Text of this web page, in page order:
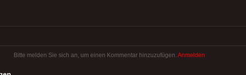
Bitte melden Sie sich an, um einen Kommentar hinzuzufügen. Anmelden